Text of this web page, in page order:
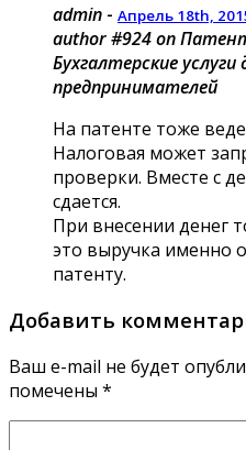
admin - Апрель 18th,
author #924 on
Бухгалтерские
предпринимателей
На патенте тоже
Налоговая может
проверки. Вместе с
сдается.
При внесении денег
это выручка именно
патенту.
Добавить
Ваш e-mail не будет
помечены *